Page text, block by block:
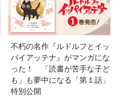
不朽の名作『ルドルフとイッ
パイアッテナ』がマンガにな
った！ 「読書が苦手な子ど
も」も夢中になる「第１話」
特別公開